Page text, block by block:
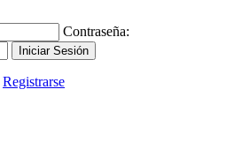
Contraseña:
Registrarse